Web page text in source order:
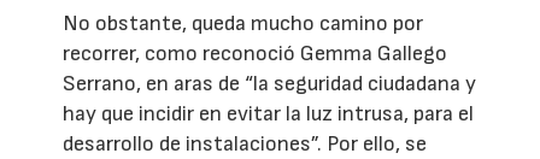
No obstante, queda mucho camino por
recorrer, como reconoció Gemma Gallego
Serrano, en aras de “la seguridad ciudadana y
hay que incidir en evitar la luz intrusa, para el
desarrollo de instalaciones”. Por ello, se